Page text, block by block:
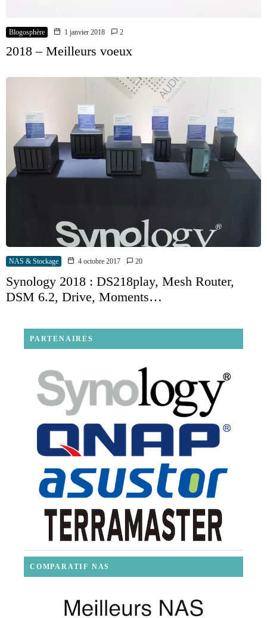
Blogosphère 1 janvier 2018 2
2018 – Meilleurs voeux
NAS & Stockage 4 octobre 2017 20
Synology 2018 : DS218play, Mesh Router,
DSM 6.2, Drive, Moments…
PARTENAIRES
COMPARATIF NAS